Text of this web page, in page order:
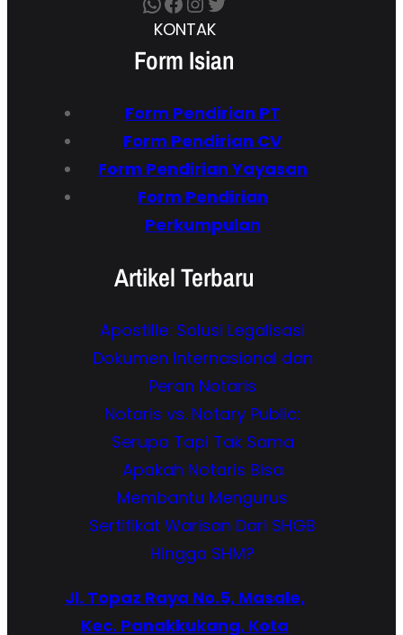
KONTAK
Form Isian
Form Pendirian PT
Form Pendirian CV
Form Pendirian Yayasan
Form Pendirian
Perkumpulan
Artikel Terbaru
Apostille: Solusi Legalisasi
Dokumen Internasional dan
Peran Notaris
Notaris vs. Notary Public:
Serupa Tapi Tak Sama
Apakah Notaris Bisa
Membantu Mengurus
Sertifikat Warisan Dari SHGB
Hingga SHM?
Jl. Topaz Raya No.5, Masale,
Kec. Panakkukang, Kota